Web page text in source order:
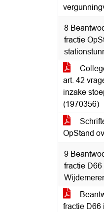
8
fractie
art. 42
inzake
(1970356)
OpStand
9
fractie
fractie D66